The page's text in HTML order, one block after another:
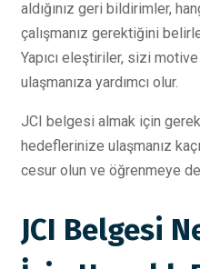
aldığınız geri bildirimler,
çalışmanız gerektiğini
Yapıcı eleştiriler, sizi
ulaşmanıza yardımcı olur.
JCI belgesi almak için
hedeflerinize ulaşmanız
cesur olun ve öğrenmeye
JCI Belgesi